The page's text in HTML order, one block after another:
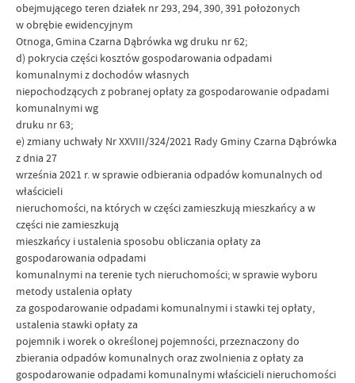
obejmującego teren działek nr 293, 294, 390, 391 położonych
w obrębie ewidencyjnym
Otnoga, Gmina Czarna Dąbrówka wg druku nr 62;
d) pokrycia części kosztów gospodarowania odpadami
komunalnymi z dochodów własnych
niepochodzących z pobranej opłaty za gospodarowanie odpadami
komunalnymi wg
druku nr 63;
e) zmiany uchwały Nr XXVIII/324/2021 Rady Gminy Czarna Dąbrówka
z dnia 27
września 2021 r. w sprawie odbierania odpadów komunalnych od
właścicieli
nieruchomości, na których w części zamieszkują mieszkańcy a w
części nie zamieszkują
mieszkańcy i ustalenia sposobu obliczania opłaty za
gospodarowania odpadami
komunalnymi na terenie tych nieruchomości; w sprawie wyboru
metody ustalenia opłaty
za gospodarowanie odpadami komunalnymi i stawki tej opłaty,
ustalenia stawki opłaty za
pojemnik i worek o określonej pojemności, przeznaczony do
zbierania odpadów komunalnych oraz zwolnienia z opłaty za
gospodarowanie odpadami komunalnymi właścicieli nieruchomości